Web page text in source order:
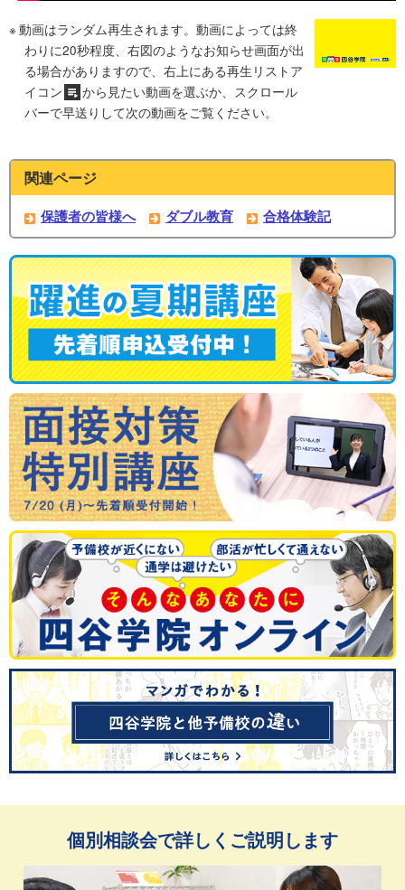
動画はランダム再生されます。動画によっては終
わりに20秒程度、右図のようなお知らせ画面が出
る場合がありますので、右上にある再生リストア
イコン
から見たい動画を選ぶか、スクロール
バーで早送りして次の動画をご覧ください。
関連ページ
保護者の皆様へ ダブル教育 合格体験記
個別相談会で詳しくご説明します